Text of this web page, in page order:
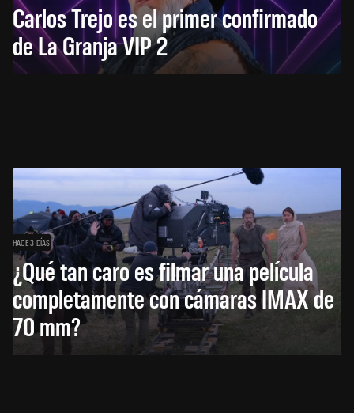
Carlos Trejo es el primer confirmado
de La Granja VIP 2
HACE 3 DÍAS
¿Qué tan caro es filmar una película
completamente con cámaras IMAX de
70 mm?